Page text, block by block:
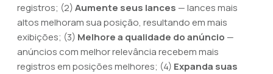
registros; (2)Aumente seus lances — lances mais
altos melhoram sua posição, resultando em mais
exibições; (3) Melhore a qualidade do anúncio —
anúncios com melhor relevância recebem mais
registros em posições melhores; (4) Expanda suas